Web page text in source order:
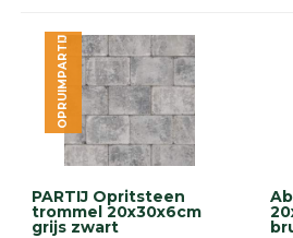
Strakke
bestrating
Trommelstenen
Wildverband
bestrating
Muurelementen
Straatklinkers
Opsluitbanden
Betonbanden
PARTIJ Opritsteen
trommel 20x30x6cm
grijs zwart
OPRUIMPARTIJ